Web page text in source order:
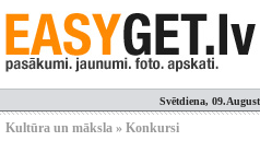
Svētdiena,
Kultūra un māksla » Konkursi